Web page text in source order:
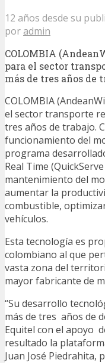
12 años desde su
poradmin
COLOMBIA
para el sector
más de tres años de
COLOMBIA
el sector transporte
tres años de trabajo.
funcionamiento del
programa
Real Time
mantenimiento del
aumentar la
combustible,
vehículos.
Esta tecnología es
colombiano al que
vasta zona del
mayor fabricante de
“Su desarrollo
más de tres años de
Equitel con el apoyo
resultado la
Juan José